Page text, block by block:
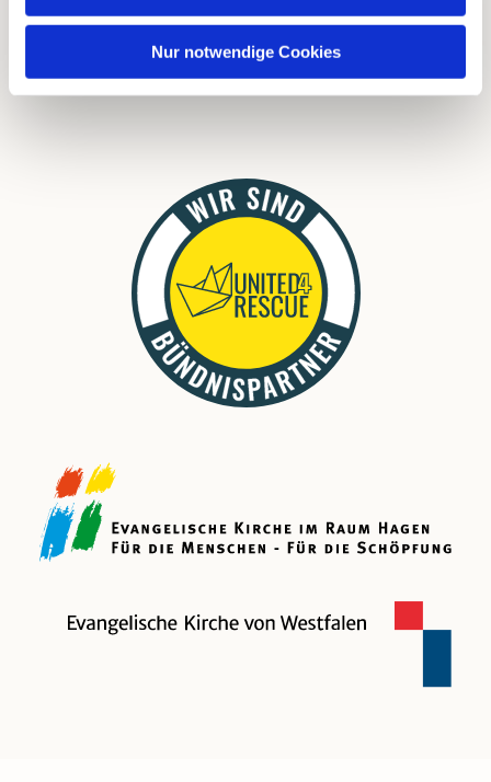
Nur notwendige Cookies
Links
Download